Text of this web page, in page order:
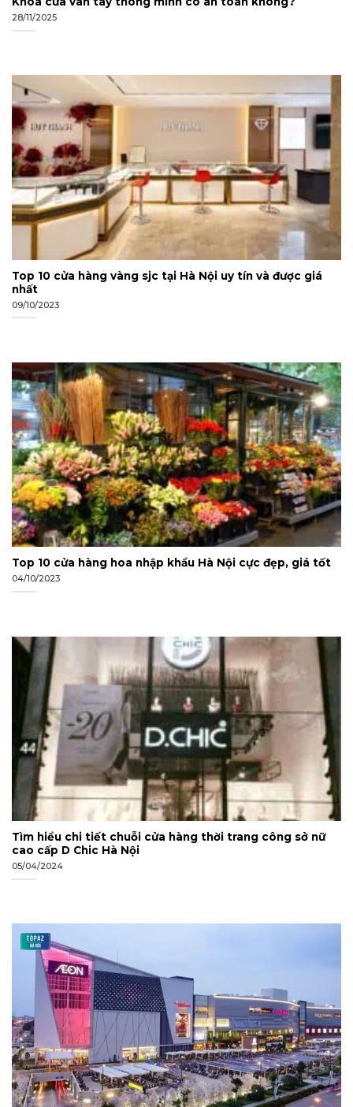
28/11/2025
Top 10 cửa hàng vàng sjc tại Hà Nội uy tín và được giá
nhất
09/10/2023
Top 10 cửa hàng hoa nhập khẩu Hà Nội cực đẹp, giá tốt
04/10/2023
Tìm hiểu chi tiết chuỗi cửa hàng thời trang công sở nữ
cao cấp D Chic Hà Nội
05/04/2024